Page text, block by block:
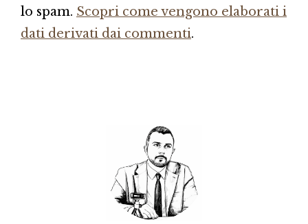
lo spam. Scopri come vengono elaborati i
dati derivati dai commenti.